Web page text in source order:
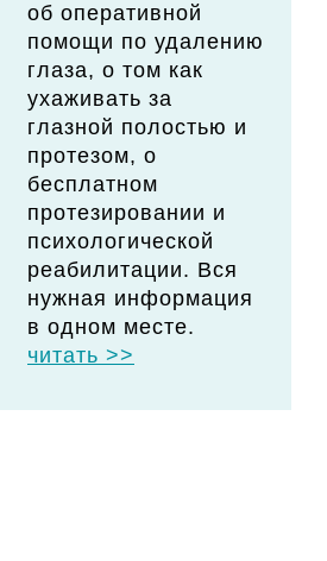
об оперативной
помощи по удалению
глаза, о том как
ухаживать за
глазной полостью и
протезом, о
бесплатном
протезировании и
психологической
реабилитации. Вся
нужная информация
в одном месте.
читать >>